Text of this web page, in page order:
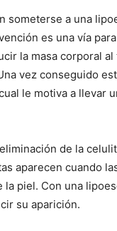
someterse a una
es una vía
la masa corporal
vez conseguido
le motiva a llevar
de la
aparecen cuando
piel. Con una
su aparición.